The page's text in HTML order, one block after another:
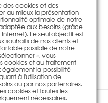
des cookies et des
au mieux la présentation
optimale de notre
aux besoins (grâce
Internet). Le seul objectif est
souhaits de nos clients et
possible de notre
», vous
cookies et au traitement
également la possibilité
à l'utilisation de
ou par nos partenaires.
cookies et toutes les
nécessaires.